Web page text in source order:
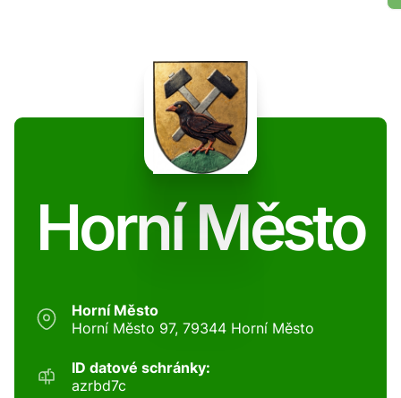
Horní Město
Horní Město
Horní Město 97, 79344 Horní Město
ID datové schránky:
azrbd7c